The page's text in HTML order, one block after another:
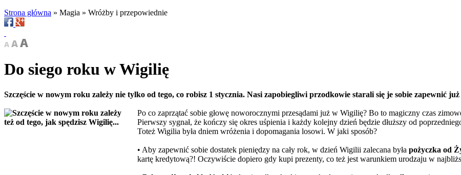
Strona główna » Magia » Wróżby i przepowiednie
Do siego roku w Wigilię
Szczęście w nowym roku zależy nie tylko od tego, co robisz 1 stycznia. Nasi zapobiegliwi przodkowie starali się je sobie zapewnić
Po co zaprzątać sobie głowę noworocznymi przesądami już w Wigilię? Bo to magiczny czas
Pierwszy sygnał, że kończy się okres uśpienia i każdy kolejny dzień będzie dłuższy od
Toteż Wigilia była dniem wróżenia i dopomagania losowi. W jaki sposób?
• Aby zapewnić sobie dostatek pieniędzy na cały rok, w dzień Wigilii zalecana była pożyczka od
kartę kredytową?! Oczywiście dopiero gdy kupi prezenty, co też jest warunkiem urodzaju w